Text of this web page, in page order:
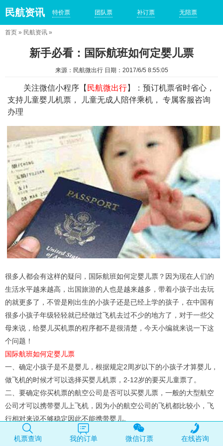
民航资讯 特价票 团队票 补订票 无陪票
首页 » 民航资讯 »
新手必看：国际航班如何定婴儿票
来源：民航微出行 日期：2017/6/5 8:55:05
关注微信小程序【 民航微出行】：预订机票省时省心，
支持儿童婴儿机票， 儿童无成人陪伴乘机， 专属客服咨询
办理
很多人都会有这样的疑问，国际航班如何定婴儿票？因为现在人们的
生活水平越来越高，出国旅游的人也是越来越多，带着小孩子出去玩
的就更多了，不管是刚出生的小孩子还是已经上学的孩子，在中国有
很多小孩子年级轻轻就已经做过飞机去过不少的地方了，对于一些父
母来说，给婴儿买机票的程序都不是很清楚，今天小编就来说一下这
个问题！
国际航班如何定婴儿票
一、确定小孩子是不是婴儿，根据规定2周岁以下的小孩子才算婴儿，
做飞机的时候才可以选择买婴儿机票，2-12岁的要买儿童票了。
二、要确定你买机票的航空公司是否可以买婴儿票，一般的大型航空
公司才可以携带婴儿上飞机，因为小的航空公司的飞机都比较小，飞
行相对来说不够稳定因此不能携带婴儿。
三、婴儿机票在与大人一起买，不建议在飞行当天去机场买婴儿票，
机票查询 我的订单 微信订票 在线咨询